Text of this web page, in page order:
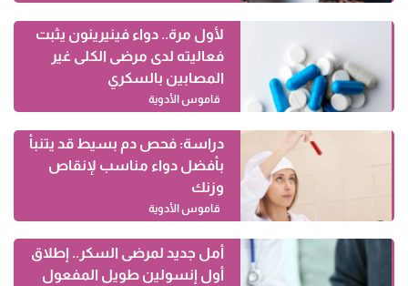
لأول مرة.. دواء فينيرينون يثبت
فعاليته لدى مرضى الكلى غير
المصابين بالسكري
قاموس الأدوية
دراسة: فحص دم بسيط قد يتنبأ
بأفضل دواء مناسب لإنقاص
وزنك
قاموس الأدوية
أمل جديد لمرضى السكر.. إطلاق
أول إنسولين طويل المفعول